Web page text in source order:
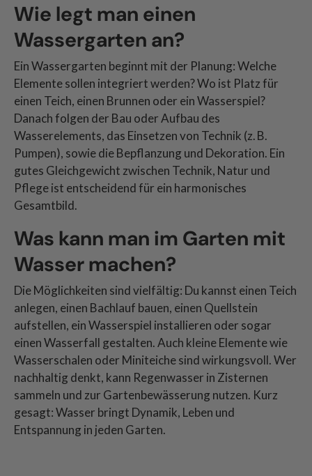
Wie legt man einen
Wassergarten an?
Ein Wassergarten beginnt mit der Planung: Welche
Elemente sollen integriert werden? Wo ist Platz für
einen Teich, einen Brunnen oder ein Wasserspiel?
Danach folgen der Bau oder Aufbau des
Wasserelements, das Einsetzen von Technik (z. B.
Pumpen), sowie die Bepflanzung und Dekoration. Ein
gutes Gleichgewicht zwischen Technik, Natur und
Pflege ist entscheidend für ein harmonisches
Gesamtbild.
Was kann man im Garten mit
Wasser machen?
Die Möglichkeiten sind vielfältig: Du kannst einen Teich
anlegen, einen Bachlauf bauen, einen Quellstein
aufstellen, ein Wasserspiel installieren oder sogar
einen Wasserfall gestalten. Auch kleine Elemente wie
Wasserschalen oder Miniteiche sind wirkungsvoll. Wer
nachhaltig denkt, kann Regenwasser in Zisternen
sammeln und zur Gartenbewässerung nutzen. Kurz
gesagt: Wasser bringt Dynamik, Leben und
Entspannung in jeden Garten.